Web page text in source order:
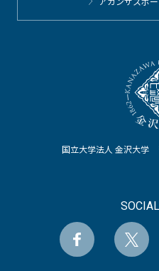
国立大学法人 金沢大学